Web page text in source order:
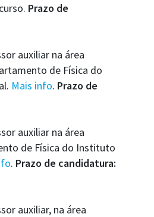
Prazo de
auxiliar na área
de Física do
Mais info. Prazo de
auxiliar na área
de Física do Instituto
. Prazo de candidatura:
auxiliar, na área